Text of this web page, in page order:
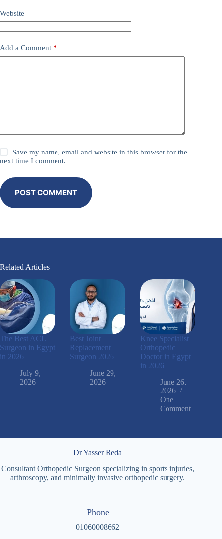
Website
Add a Comment *
Save my name, email and website in this browser for the
next time I comment.
POST COMMENT
Related Articles
The Best ACL
Surgeon in Egypt
in 2026
July 9,
2026
Best Joint
Replacement
Surgeon 2026
June 29,
2026
Knee Specialist
Orthopedic
Doctor in Egypt
in 2026
June 26,
2026
One
Comment
Dr Yasser Reda
Consultant Orthopedic Surgeon specializing in sports injuries,
arthroscopy, and minimally invasive orthopedic surgery.
Phone
01060008662